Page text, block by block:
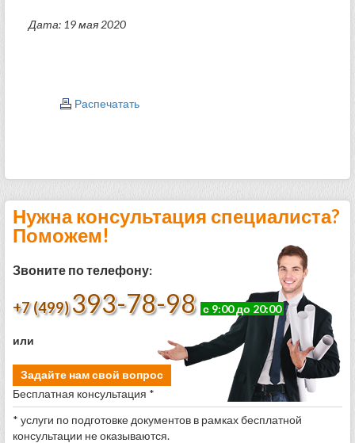
Дата: 19 мая 2020
Распечатать
Нужна консультация специалиста?
Поможем!
Звоните по телефону:
+7 (499) 393-78-98 с 9:00 до 20:00
или
Задайте нам свой вопрос
Бесплатная консультация *
* услуги по подготовке документов в рамках бесплатной
консультации не оказываются.